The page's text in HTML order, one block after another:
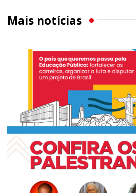
Mais notícias